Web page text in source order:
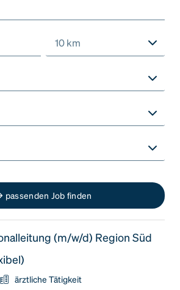
10 km
passenden Job finden
(m/w/d) Region Süd
ärztliche Tätigkeit